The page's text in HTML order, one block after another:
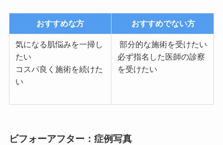
おすすめな方 おすすめでない方
気になる肌悩みを一掃し
たい
コスパ良く施術を続けた
い
部分的な施術を受けたい
必ず指名した医師の診察
を受けたい
ビフォーアフター：症例写真